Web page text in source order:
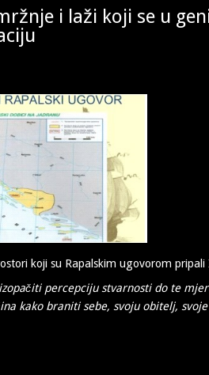
i laži koji se u
koji su Rapalskim ugovorom pripali
percepciju stvarnosti do te
kako braniti sebe, svoju obitelj,